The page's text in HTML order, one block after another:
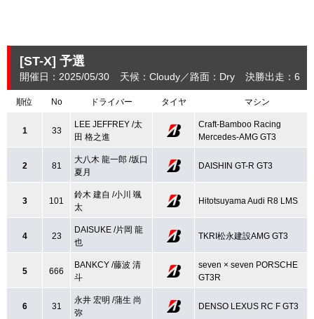
[ST-X] 予選
開催日：2025/05/30 天候：Cloudy 路面：Dry 決勝出走：6
順位 No ドライバー タイヤ マシン
1 33
LEE JEFFREY /太
田 格之進
Craft-Bamboo Racing
Mercedes-AMG GT3
2 81
大八木 龍一郎 /坂口
夏月
DAISHIN GT-R GT3
3 101
鈴木 建自 /小川 颯
太
Hitotsuyama Audi R8 LMS
4 23
DAISUKE /片岡 龍
也
TKRI松永建設AMG GT3
5 666
BANKCY /藤波 清
斗
seven × seven PORSCHE
GT3R
6 31
永井 宏明 /蒲生 尚
弥
DENSO LEXUS RC F GT3